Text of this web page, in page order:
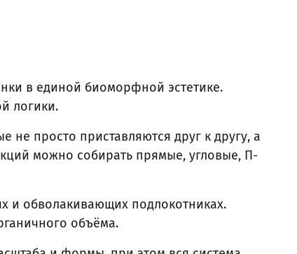
в единой биоморфной эстетике.
логики.
просто приставляются друг к другу, а
можно собирать прямые, угловые, П-
и обволакивающих подлокотниках.
объёма.